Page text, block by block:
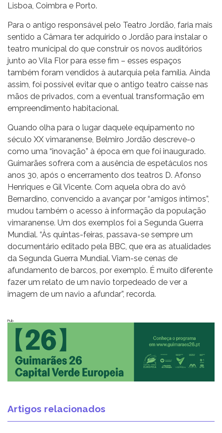
Lisboa, Coimbra e Porto.
Para o antigo responsável pelo Teatro Jordão, faria mais
sentido a Câmara ter adquirido o Jordão para instalar o
teatro municipal do que construir os novos auditórios
junto ao Vila Flor para esse fim – esses espaços
também foram vendidos à autarquia pela família. Ainda
assim, foi possível evitar que o antigo teatro caísse nas
mãos de privados, com a eventual transformação em
empreendimento habitacional.
Quando olha para o lugar daquele equipamento no
século XX vimaranense, Belmiro Jordão descreve-o
como uma “inovação” à época em que foi inaugurado.
Guimarães sofrera com a ausência de espetáculos nos
anos 30, após o encerramento dos teatros D. Afonso
Henriques e Gil Vicente. Com aquela obra do avô
Bernardino, convencido a avançar por “amigos íntimos”,
mudou também o acesso à informação da população
vimaranense. Um dos exemplos foi a Segunda Guerra
Mundial. “Às quintas-feiras, passava-se sempre um
documentário editado pela BBC, que era as atualidades
da Segunda Guerra Mundial. Viam-se cenas de
afundamento de barcos, por exemplo. É muito diferente
fazer um relato de um navio torpedeado de ver a
imagem de um navio a afundar”, recorda.
Pub
Artigos relacionados